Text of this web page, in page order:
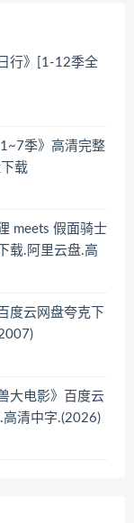
行》[1-12季全
季》高清完整
载
meets 假面骑士
载.阿里云盘.高
度云网盘夸克下
大电影》百度云
高清中字.(2026)